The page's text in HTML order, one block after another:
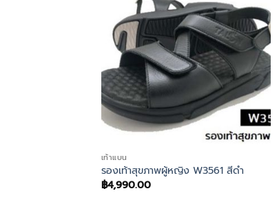
เท้าแบน
รองเท้าสุขภาพผู้หญิง W3561 สีดำ
฿4,990.00